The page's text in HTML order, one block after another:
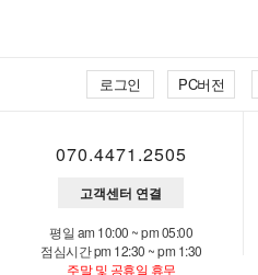
로그인 PC버전
070.4471.2505
고객센터 연결
평일 am 10:00 ~ pm 05:00
점심시간 pm 12:30 ~ pm 1:30
주말 및 공휴일 휴무